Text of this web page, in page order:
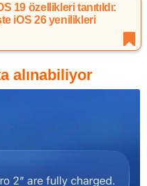
19 özellikleri tanıtıldı:
iOS 26 yenilikleri
alınabiliyor